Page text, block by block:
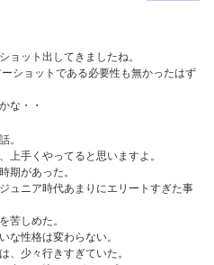
ョット出してきましたね。
ショットである必要性も無かったはず
な・・
。
上手くやってると思いますよ。
期があった。
ュニア時代あまりにエリートすぎた事
苦しめた。
な性格は変わらない。
、少々行きすぎていた。